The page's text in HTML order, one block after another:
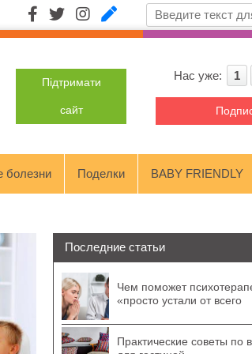
Підтримати
сайт
Нас уже: 1
болезни Поделки BABY FRIENDLY
Последние статьи
Чем поможет
«просто устали от всего
Практические советы по